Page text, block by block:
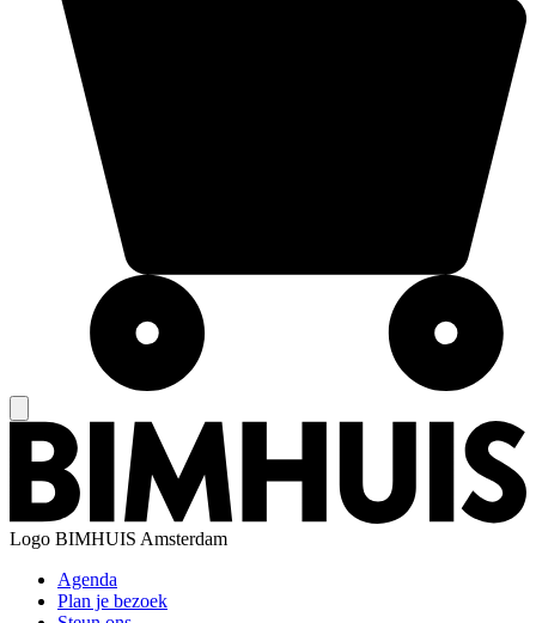
Logo BIMHUIS Amsterdam
Agenda
Plan je bezoek